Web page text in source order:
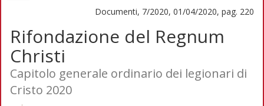
Documenti, 7/2020, 01/04/2020, pag. 220
Rifondazione del Regnum
Christi
Capitolo generale ordinario dei legionari di
Cristo 2020